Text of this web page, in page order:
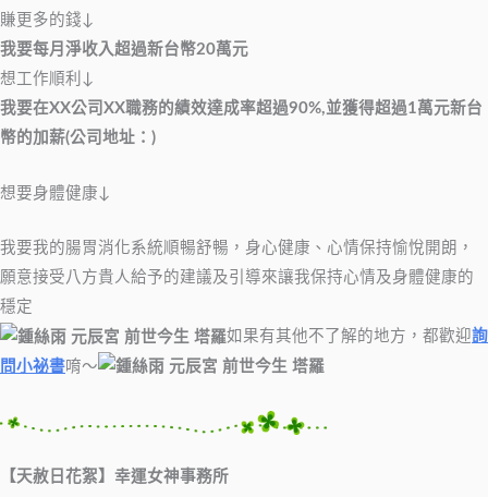
賺更多的錢↓
我要每月淨收入超過新台幣20萬元
想工作順利↓
我要在XX公司XX職務的績效達成率超過90%,並獲得超過1萬元新台
幣的加薪(公司地址：)
想要身體健康↓
我要我的腸胃消化系統順暢舒暢，身心健康、心情保持愉悅開朗，
願意接受八方貴人給予的建議及引導來讓我保持心情及身體健康的
穩定
如果有其他不了解的地方，都歡迎詢
問小祕書唷～
【天赦日花絮】幸運女神事務所